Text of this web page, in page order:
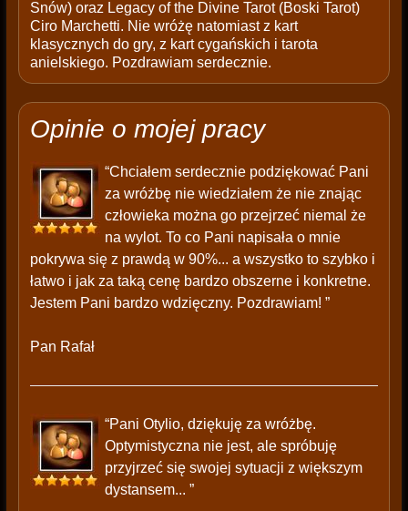
Snów) oraz Legacy of the Divine Tarot (Boski Tarot)
Ciro Marchetti. Nie wróżę natomiast z kart
klasycznych do gry, z kart cygańskich i tarota
anielskiego. Pozdrawiam serdecznie.
Opinie o mojej pracy
“Chciałem serdecznie podziękować Pani
za wróżbę nie wiedziałem że nie znając
człowieka można go przejrzeć niemal że
na wylot. To co Pani napisała o mnie
pokrywa się z prawdą w 90%... a wszystko to szybko i
łatwo i jak za taką cenę bardzo obszerne i konkretne.
Jestem Pani bardzo wdzięczny. Pozdrawiam! ”
Pan Rafał
“Pani Otylio, dziękuję za wróżbę.
Optymistyczna nie jest, ale spróbuję
przyjrzeć się swojej sytuacji z większym
dystansem... ”